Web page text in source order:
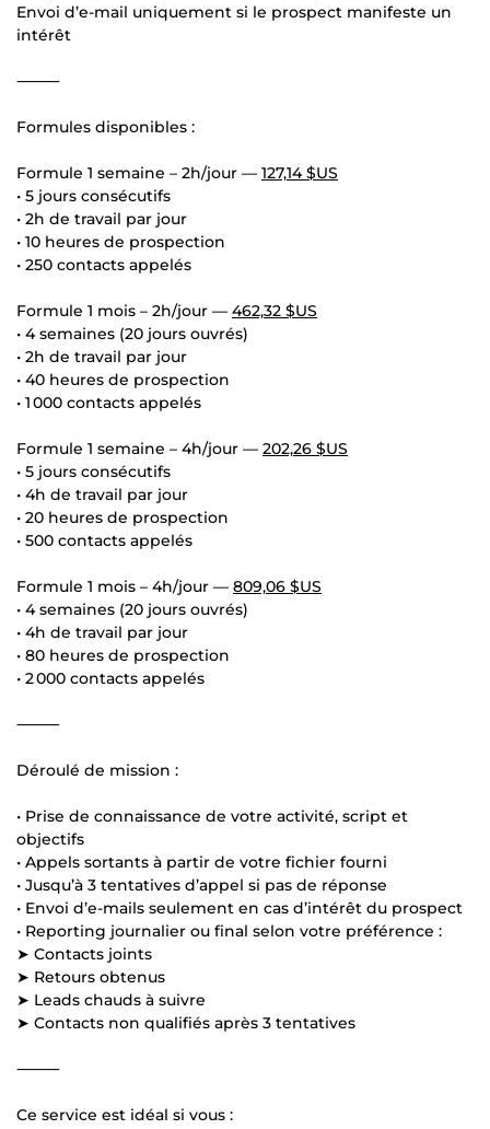
Envoi d’e-mail uniquement si le prospect manifeste un
intérêt
⸻
Formules disponibles :
Formule 1 semaine – 2h/jour — 127,14 $US
• 5 jours consécutifs
• 2h de travail par jour
• 10 heures de prospection
• 250 contacts appelés
Formule 1 mois – 2h/jour — 462,32 $US
• 4 semaines (20 jours ouvrés)
• 2h de travail par jour
• 40 heures de prospection
• 1 000 contacts appelés
Formule 1 semaine – 4h/jour — 202,26 $US
• 5 jours consécutifs
• 4h de travail par jour
• 20 heures de prospection
• 500 contacts appelés
Formule 1 mois – 4h/jour — 809,06 $US
• 4 semaines (20 jours ouvrés)
• 4h de travail par jour
• 80 heures de prospection
• 2 000 contacts appelés
⸻
Déroulé de mission :
• Prise de connaissance de votre activité, script et
objectifs
• Appels sortants à partir de votre fichier fourni
• Jusqu’à 3 tentatives d’appel si pas de réponse
• Envoi d’e-mails seulement en cas d’intérêt du prospect
• Reporting journalier ou final selon votre préférence :
➤ Contacts joints
➤ Retours obtenus
➤ Leads chauds à suivre
➤ Contacts non qualifiés après 3 tentatives
⸻
Ce service est idéal si vous :